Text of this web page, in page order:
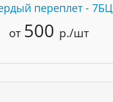
переплет - 7БЦ
от 500 р./шт